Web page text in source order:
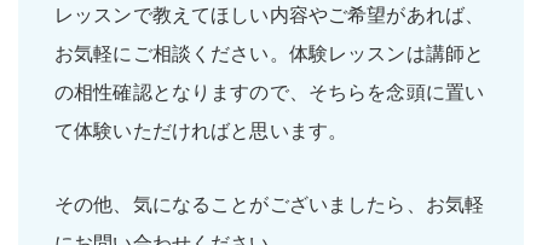
レッスンで教えてほしい内容やご希望があれば、
お気軽にご相談ください。体験レッスンは講師と
の相性確認となりますので、そちらを念頭に置い
て体験いただければと思います。
その他、気になることがございましたら、お気軽